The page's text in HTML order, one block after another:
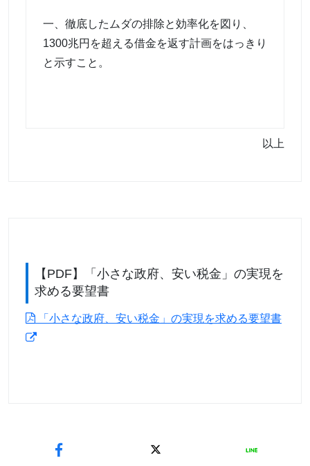
一、徹底したムダの排除と効率化を図り、
1300兆円を超える借金を返す計画をはっきり
と示すこと。
以上
【PDF】「小さな政府、安い税金」の実現を
求める要望書
「小さな政府、安い税金」の実現を求める要望書